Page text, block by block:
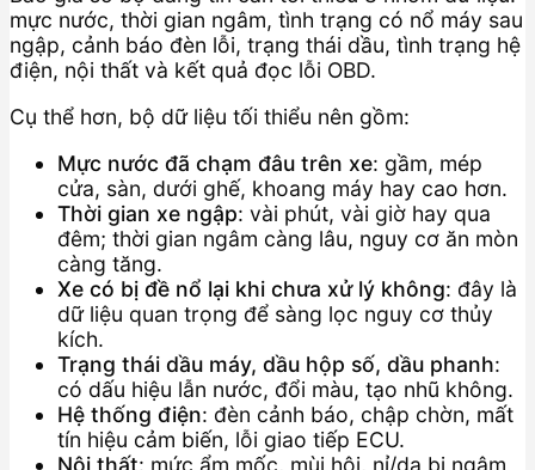
mực nước, thời gian ngâm, tình trạng có nổ máy sau
ngập, cảnh báo đèn lỗi, trạng thái dầu, tình trạng hệ
điện, nội thất và kết quả đọc lỗi OBD.
Cụ thể hơn, bộ dữ liệu tối thiểu nên gồm:
Mực nước đã chạm đâu trên xe: gầm, mép
cửa, sàn, dưới ghế, khoang máy hay cao hơn.
Thời gian xe ngập: vài phút, vài giờ hay qua
đêm; thời gian ngâm càng lâu, nguy cơ ăn mòn
càng tăng.
Xe có bị đề nổ lại khi chưa xử lý không: đây là
dữ liệu quan trọng để sàng lọc nguy cơ thủy
kích.
Trạng thái dầu máy, dầu hộp số, dầu phanh:
có dấu hiệu lẫn nước, đổi màu, tạo nhũ không.
Hệ thống điện: đèn cảnh báo, chập chờn, mất
tín hiệu cảm biến, lỗi giao tiếp ECU.
Nội thất: mức ẩm mốc, mùi hôi, nỉ/da bị ngậm